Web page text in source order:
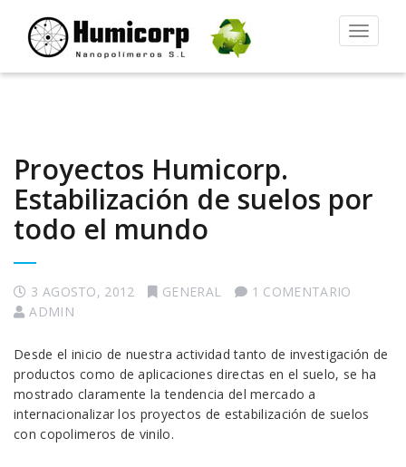
Alternar
Proyectos Humicorp.
Estabilización de suelos por
todo el mundo
3 AGOSTO, 2012 GENERAL
1 COMENTARIO
ADMIN
Desde el inicio de nuestra actividad tanto de investigación de
productos como de aplicaciones directas en el suelo, se ha
mostrado claramente la tendencia del mercado a
internacionalizar los proyectos de estabilización de suelos
con copolimeros de vinilo.